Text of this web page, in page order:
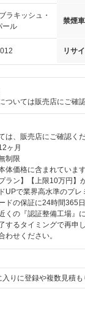
ラキッシュ・
ール
禁煙車
012 リサ
ついては販売店にご確認
は、販売店にご確認くだ
ヶ月
制限
体価格に含まれています
ラン】【上限10万円】
UPで業界高水準のプ
ドの保証に24時間365
くの『認証整備工場』
するタイミングで再申
わせください。
りに登録や複数見積も